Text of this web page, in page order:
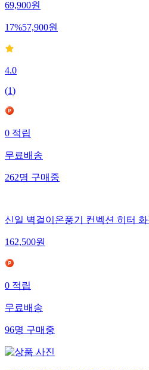
69,900원
17%57,900원
4.0
(1)
0적립
무료배송
262명구매중
신일 벽걸이온풍기 컨벡션 히터
162,500원
0적립
무료배송
96명구매중